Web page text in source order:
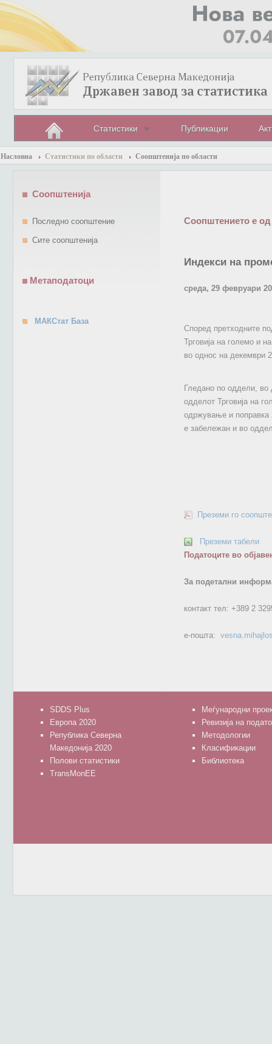
Статистики Публикации
Насловна Статистики по области Соопштенија по области
Соопштението е од
Индекси на
среда, 29 февруари
Според претходните
Трговија на големо и
во однос на декември
Гледано по оддели,
одделот Трговија на
одржување и поправка
е забележан и во
Преземи го
Преземи табели
Податоците во
За подетални
контакт тел: +389 2
е-пошта:
Соопштенија
Последно соопштение
Сите соопштенија
Метаподатоци
МАКСтат База
SDDS Plus
Европа 2020
Република Северна
Македонија 2020
Полови статистики
TransMonEE
Меѓународни
Ревизија на
Методологии
Класификации
Библиотека